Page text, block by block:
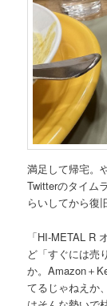
満足して帰宅。
Twitterのタイム
らいしてから復旧
「HI-METAL R
ど「すぐには売
か。Amazon＋
てるじゃねえか